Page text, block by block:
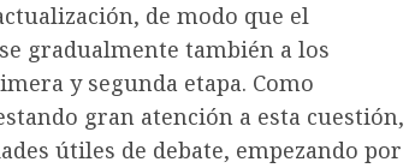
de modo que el
gradualmente también a los
y segunda etapa. Como
gran atención a esta cuestión,
útiles de debate, empezando por